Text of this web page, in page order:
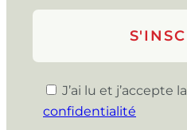
J’ai lu et j’accepte la
confidentialité